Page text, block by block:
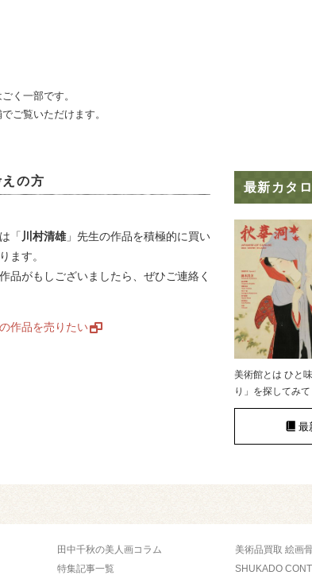
く一部です。
ご覧いただけます。
の方
「 川村清雄」先生の作品を積極的に買い
ます。
品がもしございましたら、ぜひご連絡く
作品を売りたい
最新カタ
美術館とは ひと
り」を探してみ
最
田中千秋の美人画コラム
特集記事一覧
美術品買取 絵画
SHUKADO